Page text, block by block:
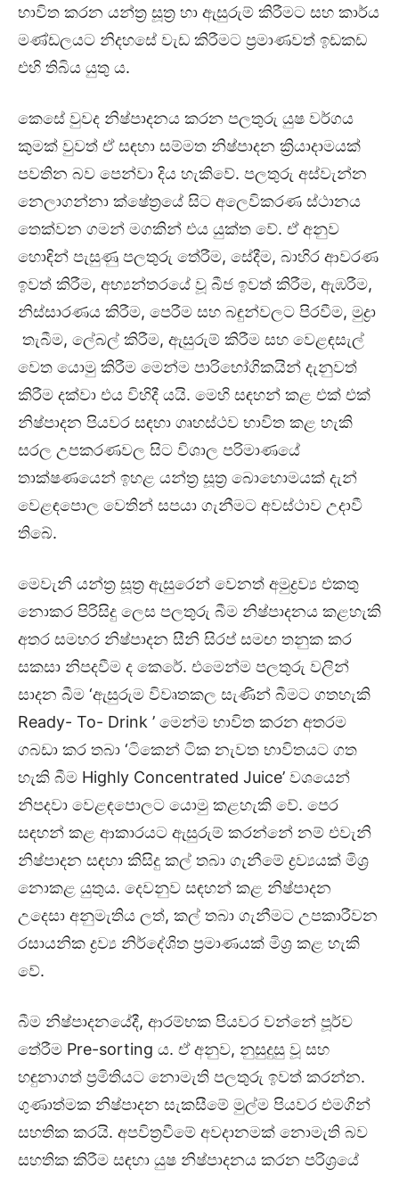
භාවිත කරන යන්ත්‍ර සූත්‍ර හා ඇසුරුම් කිරීමට සහ කාර්ය
මණ්ඩලයට නිදහසේ වැඩ කිරීමට ප්‍රමාණවත් ඉඩකඩ
එහි තිබිය යුතු ය.
කෙසේ වුවද නිෂ්පාදනය කරන පලතුරු යුෂ වර්ගය
කුමක් වුවත් ඒ සඳහා සම්මත නිෂ්පාදන ක්‍රියාදාමයක්
පවතින බව පෙන්වා දිය හැකිවේ. පලතුරු අස්වැන්න
නෙලාගන්නා ක්ෂේත්‍රයේ සිට අලෙවිකරණ ස්ථානය
තෙක්වන ගමන් මගකින් එය යුක්ත වේ. ඒ අනුව
හොඳින් පැසුණු පලතුරු තේරීම, සේදීම, බාහිර ආවරණ
ඉවත් කිරීම, අභ්‍යන්තරයේ වූ බීජ ඉවත් කිරීම, ඇඹරීම,
නිස්සාරණය කිරීම, පෙරීම සහ බඳුන්වලට පිරවීම, මුද්‍රා
තැබීම, ලේබල් කිරීම, ඇසුරුම් කිරීම සහ වෙළඳසැල්
වෙත යොමු කිරීම මෙන්ම පාරිභෝගිකයින් දැනුවත්
කිරීම දක්වා එය විහිදී යයි. මෙහි සඳහන් කළ එක් එක්
නිෂ්පාදන පියවර සඳහා ගෘහස්ථව භාවිත කළ හැකි
සරල උපකරණවල සිට විශාල පරිමාණයේ
තාක්ෂණයෙන් ඉහළ යන්ත්‍ර සූත්‍ර බොහොමයක් දැන්
වෙළඳපොල වෙතින් සපයා ගැනීමට අවස්ථාව උදාවී
තිබේ.
මෙවැනි යන්ත්‍ර සූත්‍ර ඇසුරෙන් වෙනත් අමුද්‍රව්‍ය එකතු
නොකර පිරිසිදු ලෙස පලතුරු බීම නිෂ්පාදනය කළහැකි
අතර සමහර නිෂ්පාදන සීනි සිරප් සමඟ තනුක කර
සකසා නිපදවීම ද කෙරේ. එමෙන්ම පලතුරු වලින්
සාදන බීම ‘ඇසුරුම විවෘතකල සැණින් බීමට ගතහැකි
Ready- To- Drink ’ මෙන්ම භාවිත කරන අතරම
ගබඩා කර තබා ‘ටිකෙන් ටික නැවත භාවිතයට ගත
හැකි බීම Highly Concentrated Juice’ වශයෙන්
නිපදවා වෙළඳපොලට යොමු කළහැකි වේ. පෙර
සඳහන් කළ ආකාරයට ඇසුරුම් කරන්නේ නම් එවැනි
නිෂ්පාදන සඳහා කිසිදු කල් තබා ගැනීමේ ද්‍රව්‍යයක් මිශ්‍ර
නොකළ යුතුය. දෙවනුව සඳහන් කළ නිෂ්පාදන
උදෙසා අනුමැතිය ලත්, කල් තබා ගැනීමට උපකාරීවන
රසායනික ද්‍රව්‍ය නිර්දේශිත ප්‍රමාණයක් මිශ්‍ර කළ හැකි
වේ.
බීම නිෂ්පාදනයේදී, ආරම්භක පියවර වන්නේ පූර්ව
තේරීම Pre-sorting ය. ඒ අනුව, නුසුදුසු වූ සහ
හඳුනාගත් ප්‍රමිතියට නොමැති පලතුරු ඉවත් කරන්න.
ගුණාත්මක නිෂ්පාදන සැකසීමේ මුල්ම පියවර එමගින්
සහතික කරයි. අපවිත්‍රවීමේ අවදානමක් නොමැති බව
සහතික කිරීම සඳහා යුෂ නිෂ්පාදනය කරන පරිශ්‍රයේ